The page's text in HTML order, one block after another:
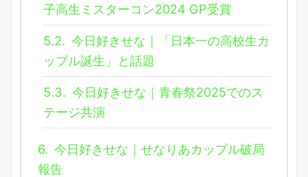
子高生ミスターコン2024 GP受賞
5.2. 今日好きせな｜「日本一の高校生カ
ップル誕生」と話題
5.3. 今日好きせな｜青春祭2025でのス
テージ共演
6. 今日好きせな｜せなりあカップル破局
報告